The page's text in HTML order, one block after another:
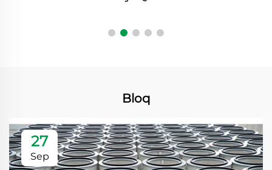
Bloq
27
Sep